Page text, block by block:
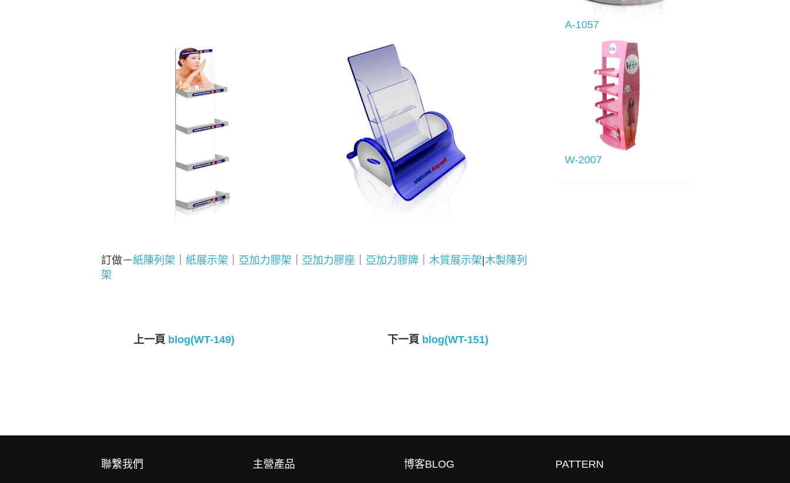
訂做－紙陳列架 紙展示架 亞加力膠架 亞加力膠座 亞加力膠牌 木質展示架 木製陳列
架
上一頁 blog(WT-149) 下一頁 blog(WT-151)
A-1057
W-2007
聯繫我們 主營產品 博客BLOG PATTERN